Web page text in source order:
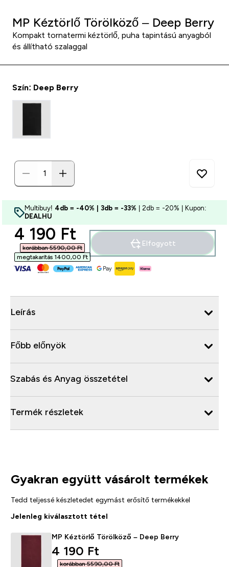
MP Kéztörlő Törölköző – Deep Berry
Kompakt tornatermi kéztörlő, puha tapintású anyagból
és állítható szalaggal
Szín: Deep Berry
Multibuy! 4db = -40% | 3db = -33% | 2db = -20% | Kupon:
DEALHU
discounted price
4 190 Ft‎
korábban 5590,00 Ft‎
megtakarítás 1400,00 Ft‎
Elfogyott
Leírás
Főbb előnyök
Szabás és Anyag összetétel
Termék részletek
Gyakran együtt vásárolt termékek
Tedd teljessé készletedet egymást erősítő termékekkel
Jelenleg kiválasztott tétel
MP Kéztörlő Törölköző – Deep Berry
discounted price
4 190 Ft‎
korábban 5590,00 Ft‎